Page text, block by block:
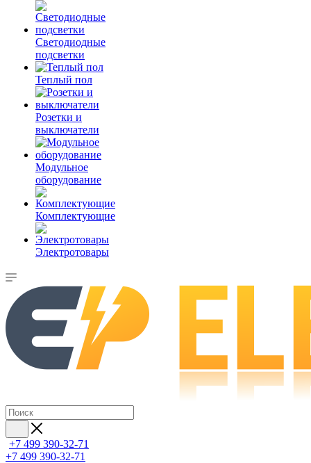
Светодиодные
подсветки
Теплый пол
Розетки и
выключатели
Модульное
оборудование
Комплектующие
Электротовары
+7 499 390-32-71
+7 499 390-32-71